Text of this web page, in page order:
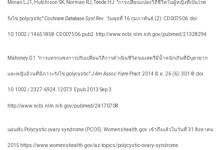
Moran LJ1, Hutchison SK, Norman RJ, Teede HJ "การเปลี่ยนแปลงวิถีชีวิตในผู้หญิงที่เป็นโรค
รังไข่ polycystic"Cochrane Database Syst Rev. วันพุธที่ 16 กุมภาพันธ์ (2): CD007506 doi:
10.1002 / 14651858.CD007506.pub2 http://www.ncbi.nlm.nih.gov/pubmed/21328294
Mahoney D1 "การแทรกแซงการปรับเปลี่ยนวิถีการดำเนินชีวิตของสตรีมีน้ำหนักเกินที่มีบุตรยาก
และหญิงอ้วนที่มีภาวะรังไข่ polycystic"J Am Assoc Yurre Pract 2014 มิ.ย. 26 (6): 301-8 doi:
10.1002 / 2327-6924.12073 Epub 2013 Sep 3
http://www.ncbi.nlm.nih.gov/pubmed/24170708
แผ่นพับ Polycystic ovary syndrome (PCOS) Womenshealth.gov เข้าถึงแล้วในวันที่ 31 สิงหาคม
2015 https://www.womenshealth.gov/az-topics/polycystic-ovary-syndrome